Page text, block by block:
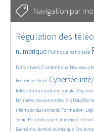
Navigation par
4659/5890
Régulation des
387/5890
3702/5890
numérique
1895/5890 Politique nationale
5304/5890
673/5890
2377/5890
1565/5890
Faits divers/Contentieux Nouveau
Recherche
246/5890Projet
3814/5890
2312/5890
1640/5890
télécommunications
304/5890 Sudatel/Expresso
1048/5890
1544/5890
1285/5890
1706/5890
Données personnelles
147/5890 Big Data/
621/5890
364/5890
652/5890
internationaux entrants
1754/5890 Formation
105/5890
2548/5890
1100/5890
175/5890
588/5890
Genre
1966/5890Point de vue
1075/5890 Commerce
1508/5890
325/5890
126/5890
210/5890
1232/5890
Biométrie/Identité numérique
361/5890
347/5890
361/5890
1868/5890